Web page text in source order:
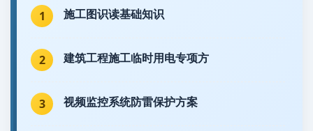
1 施工图识读基础知识
2 建筑工程施工临时用电专项方
3 视频监控系统防雷保护方案